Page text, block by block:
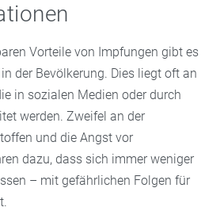
Vorteile von Impfungen gibt es
der Bevölkerung. Dies liegt oft an
in sozialen Medien oder durch
werden. Zweifel an der
und die Angst vor
dazu, dass sich immer weniger
– mit gefährlichen Folgen für